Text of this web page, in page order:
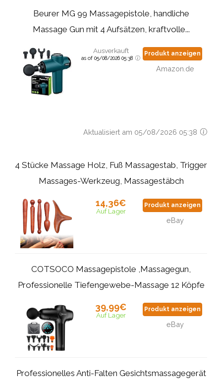
Beurer MG 99 Massagepistole, handliche
Massage Gun mit 4 Aufsätzen, kraftvolle...
Ausverkauft
as of 05/08/2026 05:38
Produkt anzeigen
Amazon.de
Aktualisiert am 05/08/2026 05:38
4 Stücke Massage Holz, Fuß Massagestab, Trigger
Massages-Werkzeug, Massagestäbch
14,36€
Auf Lager
Produkt anzeigen
eBay
COTSOCO Massagepistole ,Massagegun,
Professionelle Tiefengewebe-Massage 12 Köpfe
39,99€
Auf Lager
Produkt anzeigen
eBay
Professionelles Anti-Falten Gesichtsmassagegerät